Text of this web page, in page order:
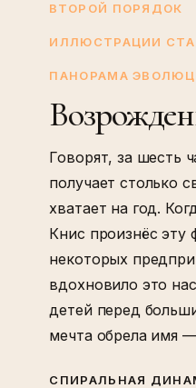
ВТОРОЙ ПОРЯДОК
ИЛЛЮСТРАЦИИ
ПАНОРАМА
Говорят, за шесть
получает столько
хватает на год.
Книс произнёс эту
некоторых
вдохновило это
детей перед
мечта обрела имя
СПИРАЛЬНАЯ